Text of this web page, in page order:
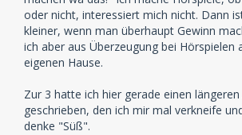
Hauptstandbein sind und bleiben
Lesungen.
Drittens: Diese Mentalität: Keine
Als ich mit meinen Problemen
es bis auf eine Ausnahme
die mir ihre Unterstützung angeboten
oder nicht, interessiert mich nicht. Dann
kleiner, wenn man überhaupt Gewinn
ich aber aus Überzeugung bei Hörspielen
eigenen Hause.
Zur 3 hatte ich hier gerade einen
geschrieben, den ich mir mal verkneife
denke "Süß".